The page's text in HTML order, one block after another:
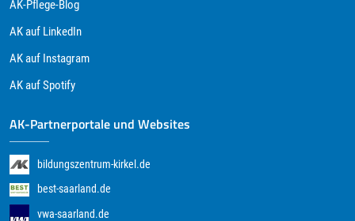
AK-Pflege-Blog
AK auf LinkedIn
AK auf Instagram
AK auf Spotify
AK-Partnerportale und Websites
bildungszentrum-kirkel.de
best-saarland.de
vwa-saarland.de